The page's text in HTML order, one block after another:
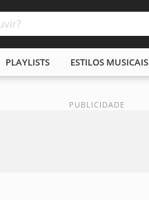
PLAYLISTS ESTILOS MUSICAIS